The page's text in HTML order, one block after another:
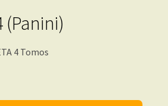
(Panini)
4 Tomos